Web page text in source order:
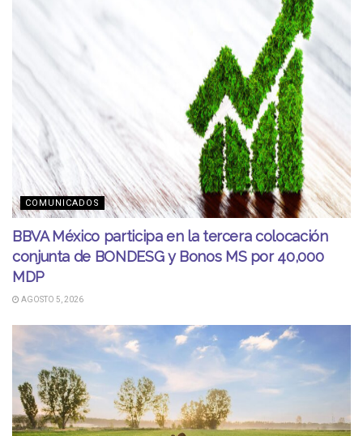
COMUNICADOS
BBVA México participa en la tercera colocación
conjunta de BONDESG y Bonos MS por 40,000
MDP
AGOSTO 5, 2026